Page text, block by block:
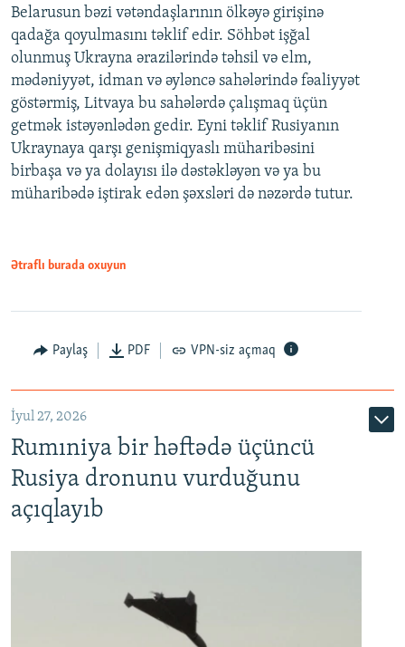
Belarusun bəzi vətəndaşlarının ölkəyə girişinə
qadağa qoyulmasını təklif edir. Söhbət işğal
olunmuş Ukrayna ərazilərində təhsil və elm,
mədəniyyət, idman və əyləncə sahələrində fəaliyyət
göstərmiş, Litvaya bu sahələrdə çalışmaq üçün
getmək istəyənlədən gedir. Eyni təklif Rusiyanın
Ukraynaya qarşı genişmiqyaslı müharibəsini
birbaşa və ya dolayısı ilə dəstəkləyən və ya bu
müharibədə iştirak edən şəxsləri də nəzərdə tutur.
Ətraflı burada oxuyun
Paylaş PDF VPN-siz açmaq
İyul 27, 2026
Rumıniya bir həftədə üçüncü
Rusiya dronunu vurduğunu
açıqlayıb